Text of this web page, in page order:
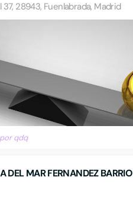
28943, Fuenlabrada, Madrid
qdq
DEL MAR FERNANDEZ BARRIO